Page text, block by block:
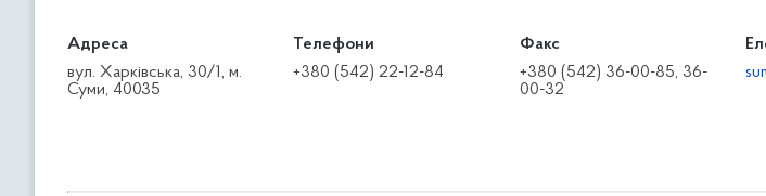
Адреса
вул. Харківська, 30/1, м.
Суми, 40035
Телефони
+380 (542) 22-12-84
Факс
+380 (542) 36-00-85, 36-
00-32